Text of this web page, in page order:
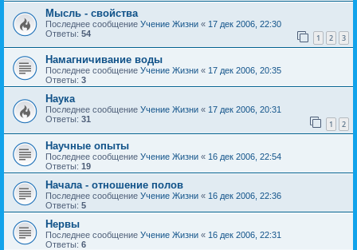
Мысль - свойства
Последнее сообщение Учение Жизни « 17 дек 2006, 22:30
Ответы: 54 1 2 3
Намагничивание воды
Последнее сообщение Учение Жизни « 17 дек 2006, 20:35
Ответы: 3
Наука
Последнее сообщение Учение Жизни « 17 дек 2006, 20:31
Ответы: 31 1 2
Научные опыты
Последнее сообщение Учение Жизни « 16 дек 2006, 22:54
Ответы: 19
Начала - отношение полов
Последнее сообщение Учение Жизни « 16 дек 2006, 22:36
Ответы: 5
Нервы
Последнее сообщение Учение Жизни « 16 дек 2006, 22:31
Ответы: 6